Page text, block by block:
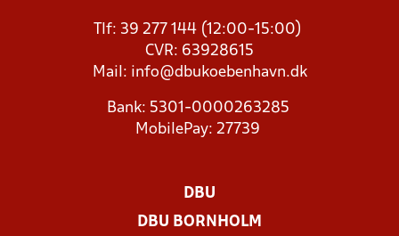
Tlf: 39 277 144 (12:00-15:00)
CVR: 63928615
Mail: info@dbukoebenhavn.dk
Bank: 5301-0000263285
MobilePay: 27739
DBU
DBU BORNHOLM